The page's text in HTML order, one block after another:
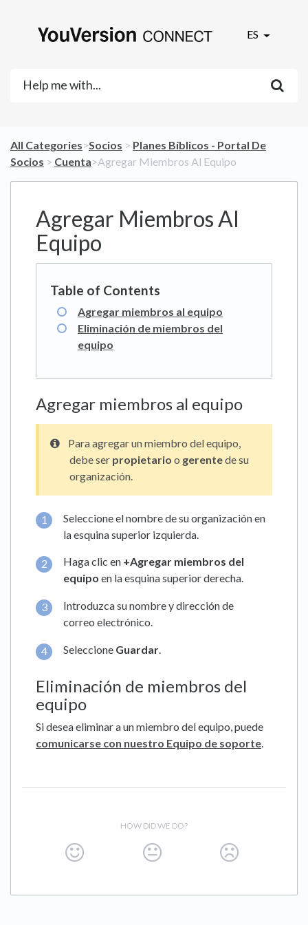
ES
All Categories​>​​Socios ​ > ​ ​Planes Bíblicos - Portal De
Socios ​ > ​ ​Cuenta​>​ Agregar Miembros Al Equipo
Agregar Miembros Al
Equipo
Agregar miembros al equipo
Eliminación de miembros del
equipo
Agregar miembros al equipo
Para agregar un miembro del equipo,
debe ser propietario o gerentede su
organización.
Seleccione el nombre de su organización en
la esquina superior izquierda.
Haga clic en +Agregar miembros del
equipo en la esquina superior derecha.
Introduzca su nombre y dirección de
correo electrónico.
Seleccione Guardar
Eliminación de miembros del
equipo
Si desea eliminar a un miembro del equipo, puede
comunicarse con nuestro Equipo de soporte.
HOW DID WE DO?